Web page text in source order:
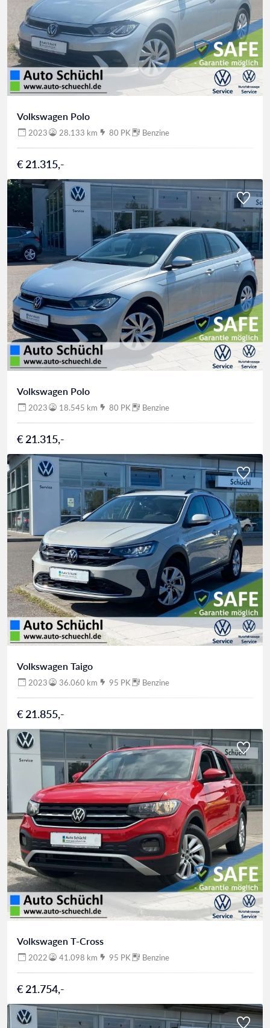
Volkswagen Polo
2023 28.133 km 80 PK Benzine
€ 21.315,-
Volkswagen Polo
2023 18.545 km 80 PK Benzine
€ 21.315,-
Volkswagen Taigo
2023 36.060 km 95 PK Benzine
€ 21.855,-
Volkswagen T-Cross
2022 41.098 km 95 PK Benzine
€ 21.754,-